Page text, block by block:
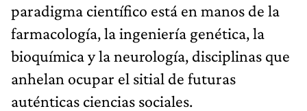
paradigma científico está en manos de la
farmacología, la ingeniería genética, la
bioquímica y la neurología, disciplinas que
anhelan ocupar el sitial de futuras
auténticas ciencias sociales.